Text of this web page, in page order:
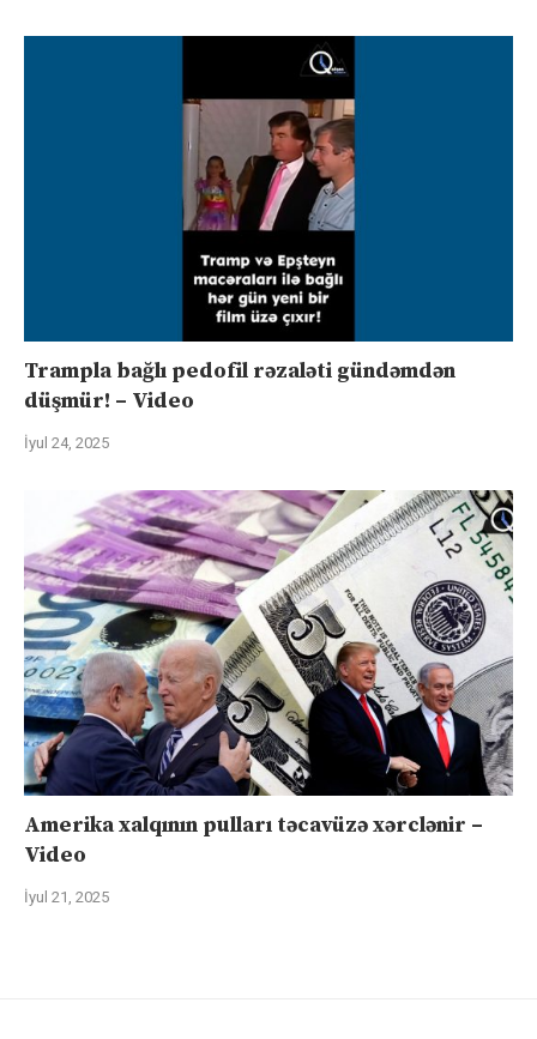
Trampla bağlı pedofil rəzaləti gündəmdən
düşmür! – Video
İyul 24, 2025
Amerika xalqının pulları təcavüzə xərclənir –
Video
İyul 21, 2025